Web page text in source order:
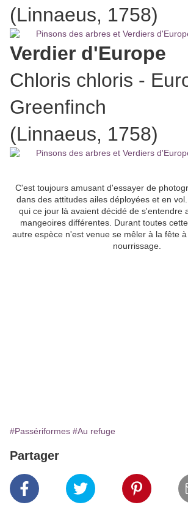
(Linnaeus, 1758)
Verdier d'Europe
Chloris chloris -
Greenfinch
(Linnaeus, 1758)
C'est toujours amusant d'essayer de
dans des attitudes ailes déployées et en
qui ce jour là avaient décidé de s'entendre
mangeoires différentes. Durant toutes
autre espèce n'est venue se mêler à la fête
nourrissage.
#Passériformes #Au refuge
Partager